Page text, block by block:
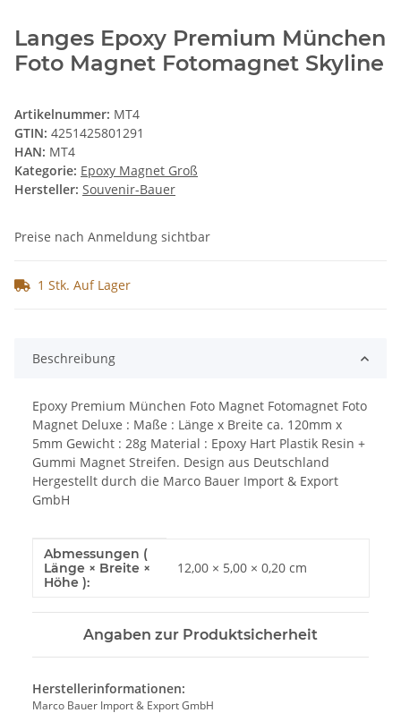
Langes Epoxy Premium München
Foto Magnet Fotomagnet Skyline
Artikelnummer: MT4
GTIN: 4251425801291
HAN: MT4
Kategorie: Epoxy Magnet Groß
Hersteller: Souvenir-Bauer
Preise nach Anmeldung sichtbar
1 Stk. Auf Lager
Beschreibung
Epoxy Premium München Foto Magnet Fotomagnet Foto
Magnet Deluxe : Maße : Länge x Breite ca. 120mm x
5mm Gewicht : 28g Material : Epoxy Hart Plastik Resin +
Gummi Magnet Streifen. Design aus Deutschland
Hergestellt durch die Marco Bauer Import & Export
GmbH
Produkteigenschaft
Wert
Abmessungen (
Länge × Breite ×
Höhe ):
12,00 × 5,00 × 0,20 cm
Angaben zur Produktsicherheit
Herstellerinformationen:
Marco Bauer Import & Export GmbH